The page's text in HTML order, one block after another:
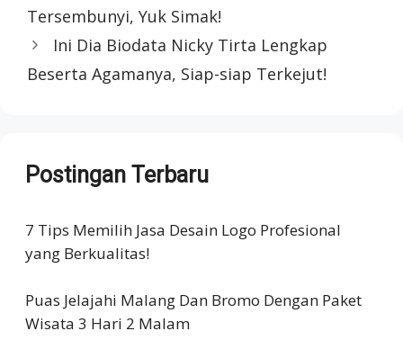
Tersembunyi, Yuk Simak!
Ini Dia Biodata Nicky Tirta Lengkap
Beserta Agamanya, Siap-siap Terkejut!
Postingan Terbaru
7 Tips Memilih Jasa Desain Logo Profesional
yang Berkualitas!
Puas Jelajahi Malang Dan Bromo Dengan Paket
Wisata 3 Hari 2 Malam